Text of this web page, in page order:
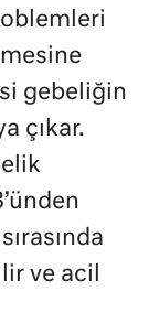
gebeliğin
çıkar.
ve acil